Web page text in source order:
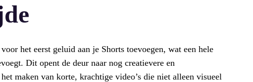
het eerst geluid aan je Shorts toevoegen, wat een hele
Dit opent de deur naar nog creatievere en
maken van korte, krachtige video’s die niet alleen visueel